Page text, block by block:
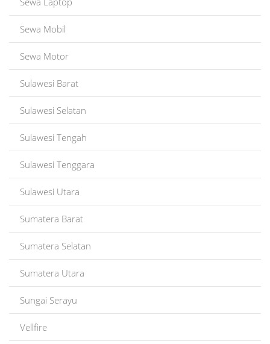
Sewa Mobil
Sewa Motor
Sulawesi Barat
Sulawesi Selatan
Sulawesi Tengah
Sulawesi Tenggara
Sulawesi Utara
Sumatera Barat
Sumatera Selatan
Sumatera Utara
Sungai Serayu
Vellfire